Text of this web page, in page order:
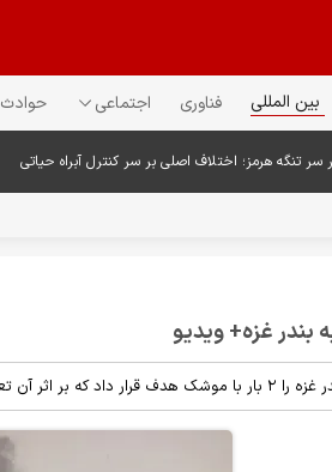
بین المللی فناوری اجتماعی حوادث
سر تنگه هرمز؛ اختلاف اصلی بر سر کنترل آبراه حیاتی
بندر غزه+ ویدیو
و زخمی شده‌اند.